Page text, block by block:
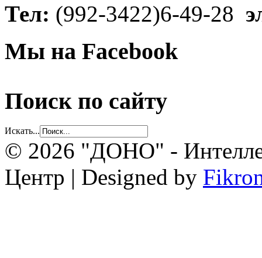
Тел: (992-3422)6-49-28
Мы на Facebook
Поиск по сайту
Искать...
© 2026 "ДОНО" -
Центр | Designed by